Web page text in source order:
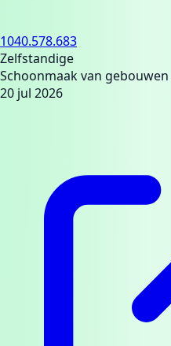
1040.578.683
Zelfstandige
Schoonmaak van gebouwen
20 jul 2026